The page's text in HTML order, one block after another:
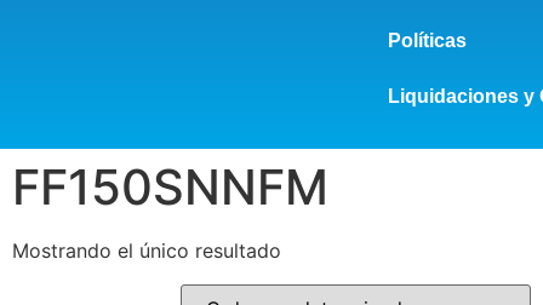
Políticas
Liquidaciones y
FF150SNNFM
Mostrando el único resultado